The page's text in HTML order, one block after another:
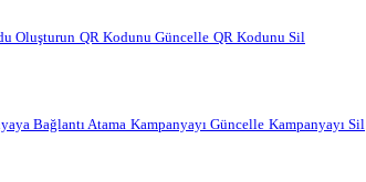
Oluşturun QR Kodunu Güncelle QR Kodunu Sil
Bağlantı Atama Kampanyayı Güncelle Kampanyayı Sil